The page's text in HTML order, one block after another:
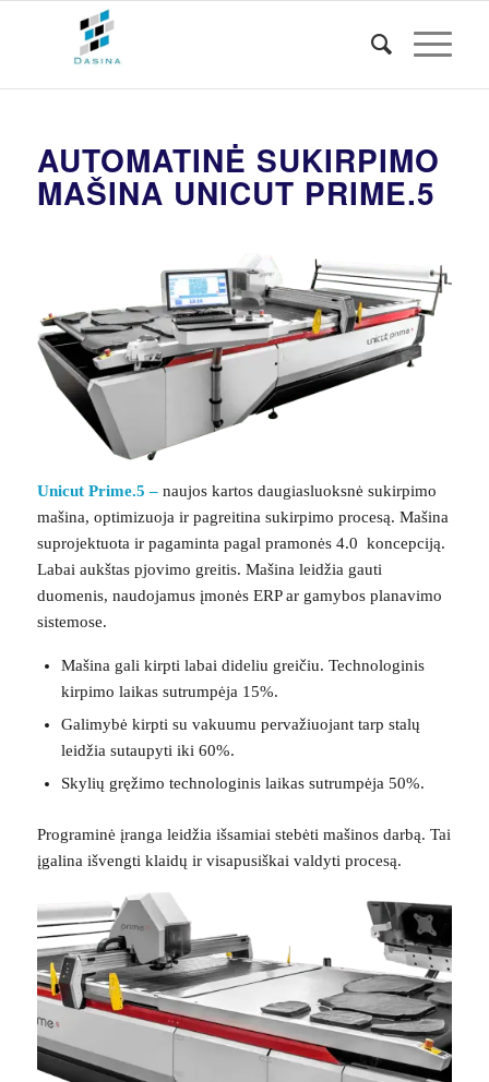
AUTOMATINĖ SUKIRPIMO
MAŠINA UNICUT PRIME.5
Unicut Prime.5 – naujos kartos daugiasluoksnė sukirpimo
mašina, optimizuoja ir pagreitina sukirpimo procesą. Mašina
suprojektuota ir pagaminta pagal pramonės 4.0 koncepciją.
Labai aukštas pjovimo greitis. Mašina leidžia gauti
duomenis, naudojamus įmonės ERP ar gamybos planavimo
sistemose.
Mašina gali kirpti labai dideliu greičiu. Technologinis
kirpimo laikas sutrumpėja 15%.
Galimybė kirpti su vakuumu pervažiuojant tarp stalų
leidžia sutaupyti iki 60%.
Skylių gręžimo technologinis laikas sutrumpėja 50%.
Programinė įranga leidžia išsamiai stebėti mašinos darbą. Tai
įgalina išvengti klaidų ir visapusiškai valdyti procesą.